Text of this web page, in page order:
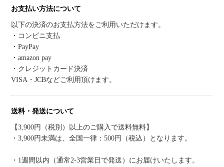
お支払い方法について
以下の決済のお支払方法をご利用いただけます。
・コンビニ支払
・PayPay
・amazon pay
・クレジットカード決済
VISA・JCBなどご利用頂けます。
送料・発送について
【3,900円（税別）以上のご購入で送料無料】
・3,900円未満は、全国一律：500円（税込）となります。
・1週間以内（通常2-3営業日で発送）にお届けいたします。